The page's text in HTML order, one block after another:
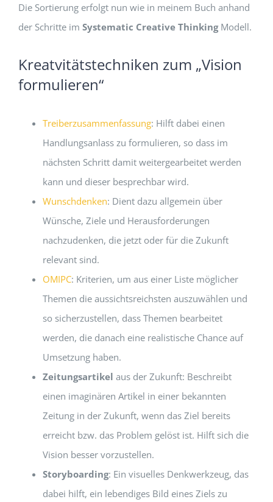
Die Sortierung erfolgt nun wie in meinem Buch anhand
der Schritte im Systematic Creative ThinkingModell.
Kreatvitätstechniken zum „Vision
formulieren“
Treiberzusammenfassung: Hilft dabei einen
Handlungsanlass zu formulieren, so dass im
nächsten Schritt damit weitergearbeitet werden
kann und dieser besprechbar wird.
Wunschdenken: Dient dazu allgemein über
Wünsche, Ziele und Herausforderungen
nachzudenken, die jetzt oder für die Zukunft
relevant sind.
OMIPC: Kriterien, um aus einer Liste möglicher
Themen die aussichtsreichsten auszuwählen und
so sicherzustellen, dass Themen bearbeitet
werden, die danach eine realistische Chance auf
Umsetzung haben.
Zeitungsartikel aus der Zukunft: Beschreibt
einen imaginären Artikel in einer bekannten
Zeitung in der Zukunft, wenn das Ziel bereits
erreicht bzw. das Problem gelöst ist. Hilft sich die
Vision besser vorzustellen.
Storyboarding: Ein visuelles Denkwerkzeug, das
dabei hilft, ein lebendiges Bild eines Ziels zu